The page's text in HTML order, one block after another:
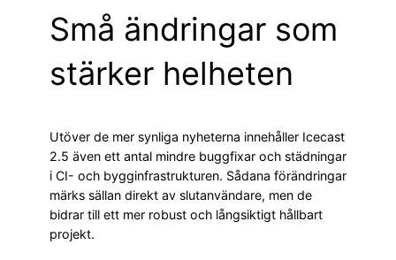
Små ändringar som
stärker helheten
Utöver de mer synliga nyheterna innehåller Icecast
2.5 även ett antal mindre buggfixar och städningar
i CI- och bygginfrastrukturen. Sådana förändringar
märks sällan direkt av slutanvändare, men de
bidrar till ett mer robust och långsiktigt hållbart
projekt.